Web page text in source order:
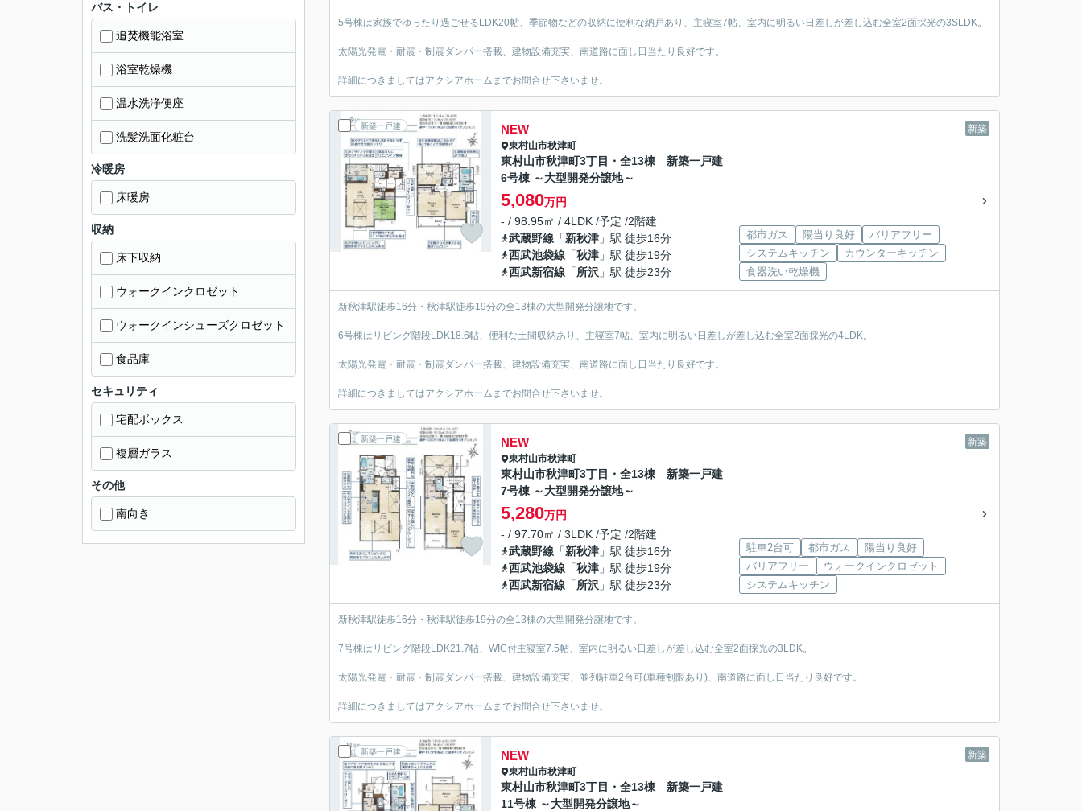
5号棟は家族でゆったり過ごせるLDK20帖、季節物などの収納に便利な納戸あり、主寝室7帖、室内に明るい日差しが差し込む全室2面採光の3SLDK。
太陽光発電・耐震・制震ダンパー搭載、建物設備充実、南道路に面し日当たり良好です。
詳細につきましてはアクシアホームまでお問合せ下さいませ。
新築一戸建 新築
NEW
東村山市秋津町
東村山市秋津町3丁目・全13棟 新築一戸建
6号棟 ～大型開発分譲地～
5,080万円
- / 98.95㎡ / 4LDK /予定 /2階建
武蔵野線 「新秋津 」駅 徒歩16分
西武池袋線 「秋津 」駅 徒歩19分
西武新宿線 「所沢 」駅 徒歩23分
都市ガス 陽当り良好
バリアフリー
システムキッチン
カウンターキッチン
食器洗い乾燥機
新秋津駅徒歩16分・秋津駅徒歩19分の全13棟の大型開発分譲地です。
6号棟はリビング階段LDK18.6帖、便利な土間収納あり、主寝室7帖、室内に明るい日差しが差し込む全室2面採光の4LDK。
太陽光発電・耐震・制震ダンパー搭載、建物設備充実、南道路に面し日当たり良好です。
詳細につきましてはアクシアホームまでお問合せ下さいませ。
新築一戸建 新築
NEW
東村山市秋津町
東村山市秋津町3丁目・全13棟 新築一戸建
7号棟 ～大型開発分譲地～
5,280万円
- / 97.70㎡ / 3LDK /予定 /2階建
武蔵野線 「新秋津 」駅 徒歩16分
西武池袋線 「秋津 」駅 徒歩19分
西武新宿線 「所沢 」駅 徒歩23分
駐車2台可 都市ガス
陽当り良好
バリアフリー
ウォークインクロゼット
システムキッチン
新秋津駅徒歩16分・秋津駅徒歩19分の全13棟の大型開発分譲地です。
7号棟はリビング階段LDK21.7帖、WIC付主寝室7.5帖、室内に明るい日差しが差し込む全室2面採光の3LDK。
太陽光発電・耐震・制震ダンパー搭載、建物設備充実、並列駐車2台可(車種制限あり)、南道路に面し日当たり良好です。
詳細につきましてはアクシアホームまでお問合せ下さいませ。
新築一戸建 新築
NEW
東村山市秋津町
東村山市秋津町3丁目・全13棟 新築一戸建
11号棟 ～大型開発分譲地～
バス・トイレ
追焚機能浴室
浴室乾燥機
温水洗浄便座
洗髪洗面化粧台
冷暖房
床暖房
収納
床下収納
ウォークインクロゼット
ウォークインシューズクロゼット
食品庫
セキュリティ
宅配ボックス
複層ガラス
その他
南向き